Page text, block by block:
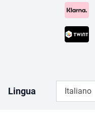
Lingua Italiano